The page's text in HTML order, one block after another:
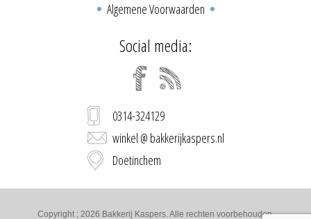
Algemene Voorwaarden
Social media:
0314-324129
winkel @ bakkerijkaspers.nl
Doetinchem
Copyright ; 2026 Bakkerij Kaspers. Alle rechten voorbehouden.